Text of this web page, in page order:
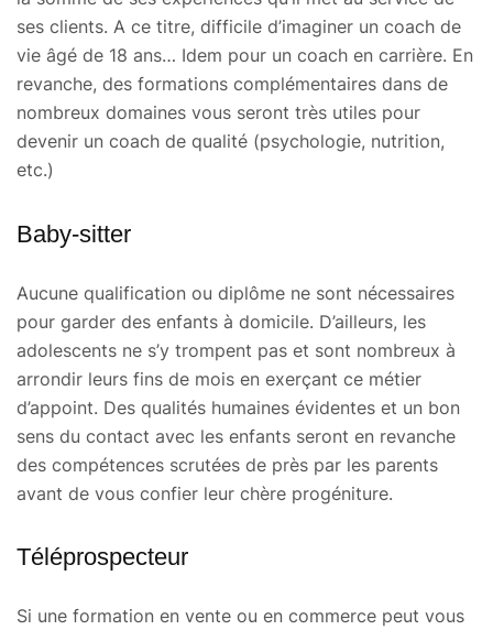
ses clients. A ce titre, difficile d’imaginer un coach de
vie âgé de 18 ans… Idem pour un coach en carrière. En
revanche, des formations complémentaires dans de
nombreux domaines vous seront très utiles pour
devenir un coach de qualité (psychologie, nutrition,
etc.)
Baby-sitter
Aucune qualification ou diplôme ne sont nécessaires
pour garder des enfants à domicile. D’ailleurs, les
adolescents ne s’y trompent pas et sont nombreux à
arrondir leurs fins de mois en exerçant ce métier
d’appoint. Des qualités humaines évidentes et un bon
sens du contact avec les enfants seront en revanche
des compétences scrutées de près par les parents
avant de vous confier leur chère progéniture.
Téléprospecteur
Si une formation en vente ou en commerce peut vous